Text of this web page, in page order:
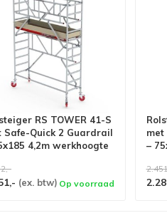
RS TOWER 41-S
Safe-Quick 2 Guardrail
4,2m werkhoogte
(ex. btw) Op voorraad
met
–